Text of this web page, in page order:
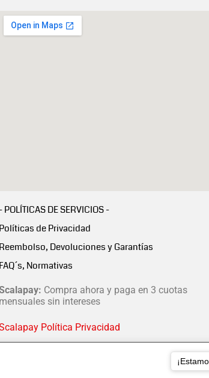
- POLÍTICAS DE SERVICIOS -
Políticas de Privacidad
Reembolso, Devoluciones y Garantías
FAQ´s, Normativas
Compra ahora y paga en 3 cuotas
mensuales sin intereses
Política Privacidad